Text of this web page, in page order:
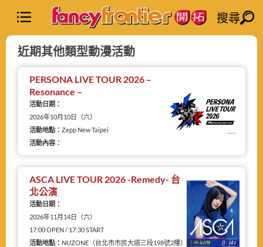
搜尋
近期其他類型動漫活動
PERSONA LIVE TOUR 2026 –
Resonance –
活動日期：
2026年10月10日（六）
活動地點： Zepp New Taipei
活動內容：
ASCA LIVE TOUR 2026 -Remedy- 台
北公演
活動日期：
2026年11月14日（六）
17:00 OPEN / 17:30 START
活動地點： NUZONE（台北市市民大道三段198號2樓）